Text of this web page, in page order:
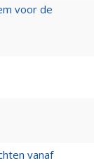
voor de
vanaf